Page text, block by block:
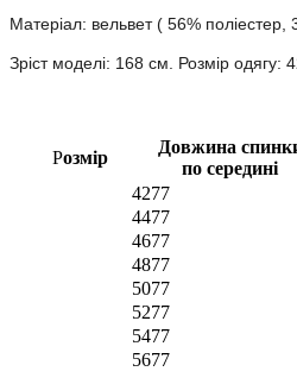
Матеріал: вельвет ( 56% поліестер,
Зріст моделі: 168 см. Розмір одягу:
Розмір
Довжина
по середині
4277
4477
4677
4877
5077
5277
5477
5677